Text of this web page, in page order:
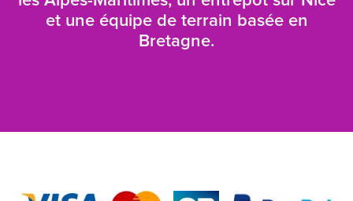
et une équipe de terrain basée en
Bretagne.